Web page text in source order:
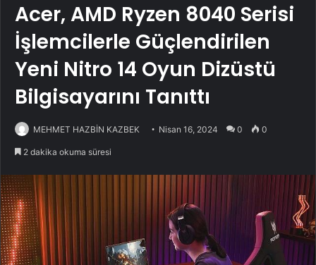
Acer, AMD Ryzen 8040 Serisi
İşlemcilerle Güçlendirilen
Yeni Nitro 14 Oyun Dizüstü
Bilgisayarını Tanıttı
MEHMET HAZBİN KAZBEK Nisan 16, 2024 0 0
2 dakika okuma süresi